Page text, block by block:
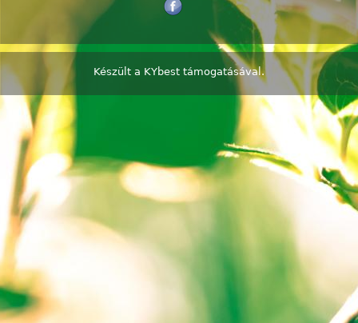
Készült a KYbest támogatásával.